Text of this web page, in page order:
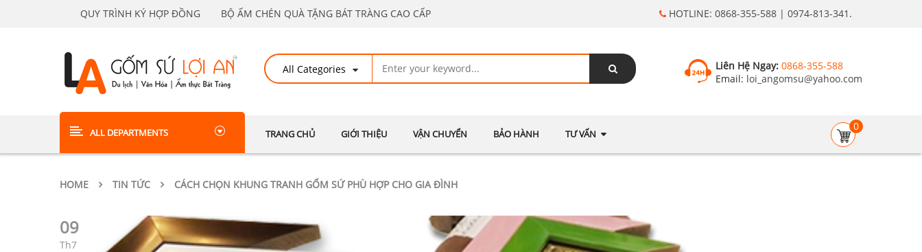
QUY TRÌNH KÝ HỢP ĐỒNG BỘ ẤM CHÉN QUÀ TẶNG BÁT TRÀNG CAO CẤP HOTLINE: 0868-355-588 | 0974-813-341.
Liên Hệ Ngay: 0868-355-588
Email: loi_angomsu@yahoo.com
ALL DEPARTMENTS TRANG CHỦ GIỚI THIỆU VẬN CHUYỂN BẢO HÀNH TƯ VẤN
0
HOME TIN TỨC CÁCH CHỌN KHUNG TRANH GỐM SỨ PHÙ HỢP CHO GIA ĐÌNH
09
Th7